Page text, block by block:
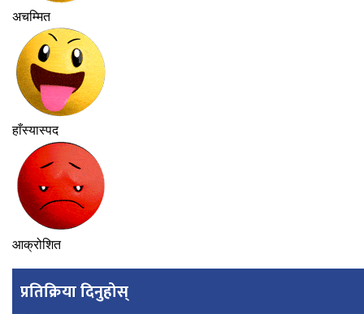
अचम्मित
हाँस्यास्पद
आक्रोशित
प्रतिक्रिया दिनुहोस्